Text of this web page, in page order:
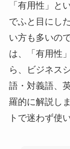
「有用性」と
でふと目にし
い方も多いの
は、「有用性
ら、ビジネス
語・対義語、
羅的に解説し
トで迷わず使